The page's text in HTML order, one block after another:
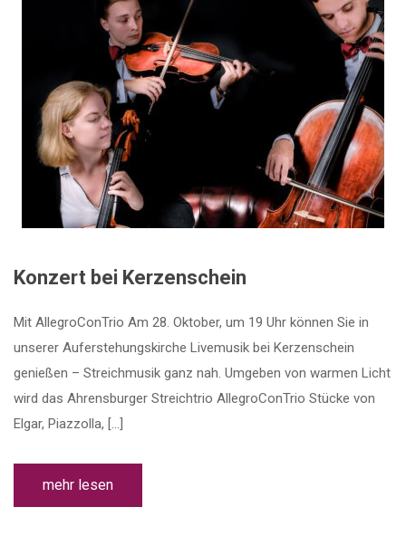
Konzert bei Kerzenschein
Mit AllegroConTrio Am 28. Oktober, um 19 Uhr können Sie in
unserer Auferstehungskirche Livemusik bei Kerzenschein
genießen – Streichmusik ganz nah. Umgeben von warmen Licht
wird das Ahrensburger Streichtrio AllegroConTrio Stücke von
Elgar, Piazzolla, […]
mehr lesen